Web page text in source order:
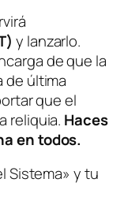
y lanzarlo.
de que la
de última
que el
reliquia. Haces
en todos.
Sistema» y tu